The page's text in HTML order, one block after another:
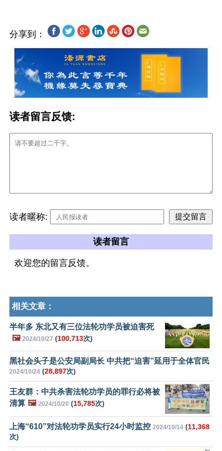
分享到：
读者留言反馈:
读者暱称:
读者留言
欢迎您的留言反馈。
相关文章：
半年多 东北又有三位法轮功学员被迫害死
🖼️ 2024/10/27 (100,713次)
黑社会头子是公安局副局长 中共把“迫害”延用于全体官民
2024/10/24 (28,897次)
王友群：中共杀害法轮功学员的罪行必将被
清算 🖼️ 2024/10/20 (15,785次)
上海“610”对法轮功学员实行24小时监控 2024/10/14 (11,368
次)